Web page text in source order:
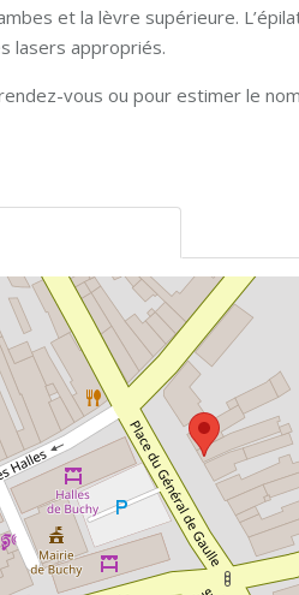
et la lèvre supérieure.
lasers appropriés.
vous ou pour estimer le